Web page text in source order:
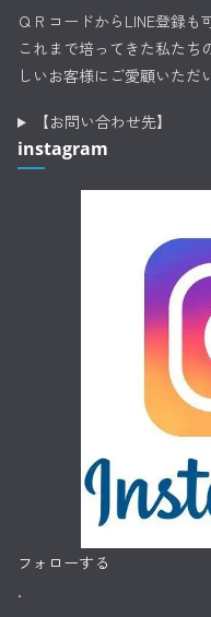
ＱＲコードからLINE登録も
これまで培ってきた私たち
しいお客様にご愛顧いただ
【お問い合わせ先】
instagram
フォローする
.